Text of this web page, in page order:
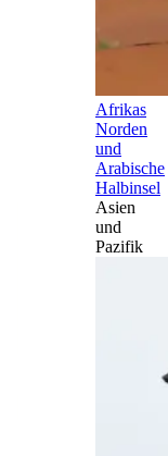
Afrikas
Norden
und
Arabische
Halbinsel
Asien
und
Pazifik